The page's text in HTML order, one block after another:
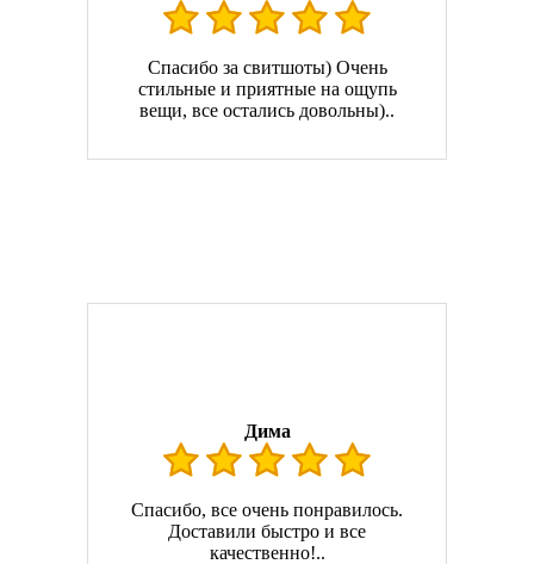
Спасибо за свитшоты) Очень
стильные и приятные на ощупь
вещи, все остались довольны)..
Дима
Спасибо, все очень понравилось.
Доставили быстро и все
качественно!..